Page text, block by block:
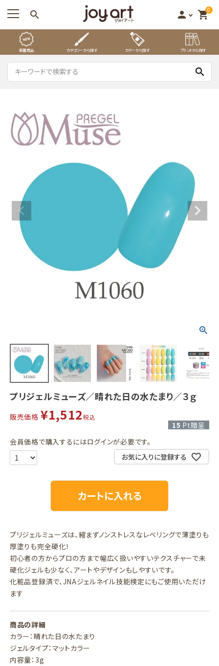
search person 0
shopping_cart
新着商品 カテゴリーから探す カラーから探す ブランドから探す
search
プリジェルミューズ／晴れた日の水たまり／３ｇ
販売価格 ¥1,512税込
15 Pt贈呈
会員価格で購入するにはログインが必要です。
お気に入りに登録する
カートに入れる
プリジェルミューズは、縮まずノンストレスなレベリングで薄塗りも
厚塗りも完全硬化！
初心者の方からプロの方まで幅広く扱いやすいテクスチャーで未
硬化ジェルも少なく、アートやデザインもしやすいです。
化粧品登録済で、JNAジェルネイル技能検定にもご使用いただけ
ます
商品の詳細
カラー：晴れた日の水たまり
ジェルタイプ：マットカラー
内容量：3g